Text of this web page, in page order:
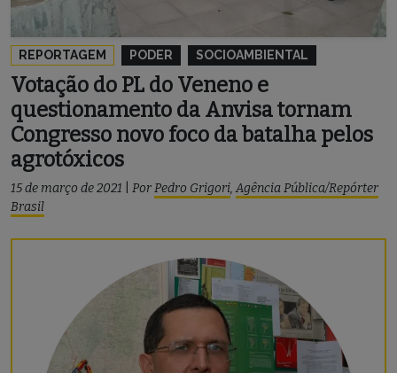
REPORTAGEM PODER SOCIOAMBIENTAL
Votação do PL do Veneno e
questionamento da Anvisa tornam
Congresso novo foco da batalha pelos
agrotóxicos
15 de março de 2021 PorPedro Grigori,Agência Pública/Repórter
Brasil